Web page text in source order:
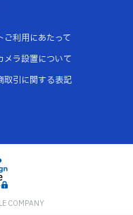
ご利用にあたって
メラ設置について
取引に関する表記
COMPANY